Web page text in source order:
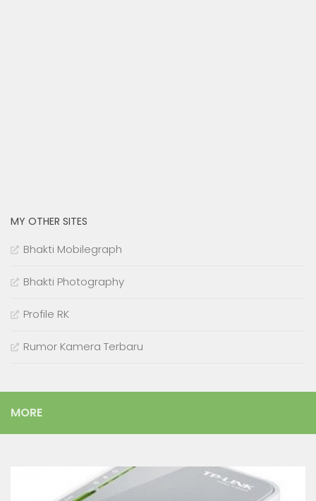
MY OTHER SITES
Bhakti Mobilegraph
Bhakti Photography
Profile RK
Rumor Kamera Terbaru
MORE